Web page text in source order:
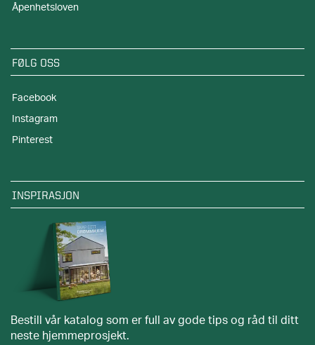
Åpenhetsloven
FØLG OSS
Facebook
Instagram
Pinterest
INSPIRASJON
Bestill vår katalog som er full av gode tips og råd til ditt
neste hjemmeprosjekt.